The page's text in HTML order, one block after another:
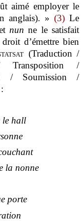
aimé employer le
anglais). »(3) Le
nun ne le satisfait
d’émettre bien
(Traduction /
Transposition /
/ Soumission /
:
le hall
la nonne
porte